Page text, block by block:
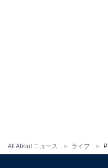
All About ニュース ライフ